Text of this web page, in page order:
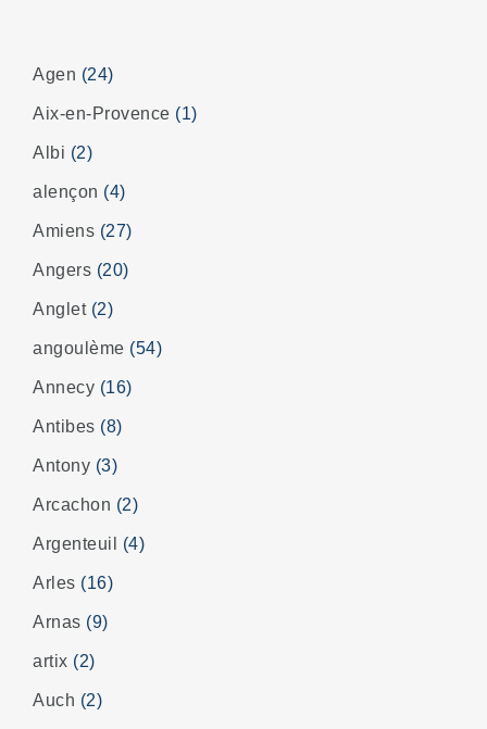
Agen (24)
Aix-en-Provence (1)
Albi (2)
alençon (4)
Amiens (27)
Angers (20)
Anglet (2)
angoulème (54)
Annecy (16)
Antibes (8)
Antony (3)
Arcachon (2)
Argenteuil (4)
Arles (16)
Arnas (9)
artix (2)
Auch (2)